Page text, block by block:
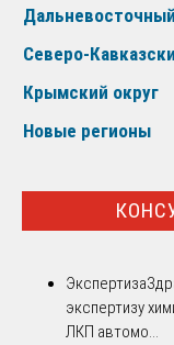
Дальневосточный
Северо-
Крымский округ
Новые регионы
Экспертиза
экспертизу
ЛКП автомо...